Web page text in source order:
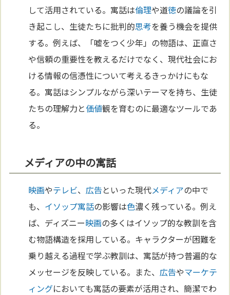
して活用されている。寓話は倫理や道徳の議論を引
き起こし、生徒たちに批判的思考を養う機会を提供
する。例えば、「嘘をつく少年」の物語は、正直さ
や信頼の重要性を教えるだけでなく、現代社会にお
ける情報の信憑性について考えるきっかけにもな
る。寓話はシンプルながら深いテーマを持ち、生徒
たちの理解力と価値観を育むのに最適なツールであ
る。
メディアの中の寓話
映画やテレビ、 広告といった現代メディアの中で
も、 イソップ寓話の影響は色濃く残っている。例え
ば、ディズニー映画の多くはイソップ的な教訓を含
む物語構造を採用している。キャラクターが困難を
乗り越える過程で学ぶ教訓は、寓話が持つ普遍的な
メッセージを反映している。また、 広告やマーケテ
ィングにおいても寓話の要素が活用され、簡潔でわ